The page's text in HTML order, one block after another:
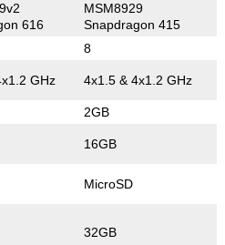
616
MSM8929
Snapdragon 415
8
GHz 4x1.5 & 4x1.2 GHz
2GB
16GB
MicroSD
32GB